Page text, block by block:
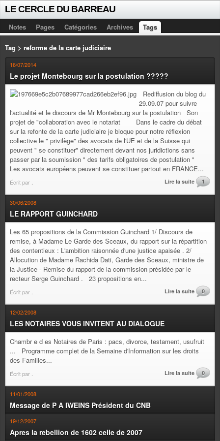
LE CERCLE DU BARREAU
Notes Pages Catégories Archives Tags
Tag > reforme de la carte judiciaire
16/07/2014
Le projet Montebourg sur la postulation ?????
Rediffusion du blog du
29.09.07 pour suivre
l'actualité et le discours de Mr Montebourg sur la postulation Son
projet de "collaboration avec le notariat Dans le cadre du débat
sur la refonte de la carte judiciaire je bloque pour notre réflexion
collective le " privilège" des avocats de l'UE et de la Suisse qui
peuvent " se constituer" directement devant nos juridictions sans
passer par la soumission " des tarifs obligatoires de postulation "
Les avocats européens peuvent se constituer partout en FRANCE...
Écrit par Lire la suite 1
30/06/2008
LE RAPPORT GUINCHARD
Les 65 propositions de la Commission Guinchard 1/ Discours de
remise, à Madame Le Garde des Sceaux, du rapport sur la répartition
des contentieux : L'ambition raisonnée d'une justice apaisée . 2/
Allocution de Madame Rachida Dati, Garde des Sceaux, ministre de
la Justice - Remise du rapport de la commission présidée par le
recteur Serge Guinchard . 23 propositions en...
Écrit par Lire la suite 0
12/02/2008
LES NOTAIRES VOUS INVITENT AU DIALOGUE
Chambr e d es Notaires de Paris : pacs, divorce, testament, usufruit
... Programme complet de la Semaine d'Information sur les droits
des Familles...
Écrit par Lire la suite 0
11/01/2008
Message de P A IWEINS Président du CNB
19/12/2007
Apres la rebellion de 1602 celle de 2007